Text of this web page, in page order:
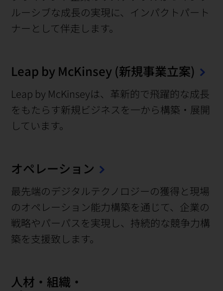
ルーシブな成長の実現に、インパクトパート
ナーとして伴走します。
Leap by McKinsey (新規事業立案)
Leap by McKinseyは、革新的で飛躍的な成長
をもたらす新規ビジネスを一から構築・展開
しています。
オペレーション
最先端のデジタルテクノロジーの獲得と現場
のオペレーション能力構築を通じて、企業の
戦略やパーパスを実現し、持続的な競争力構
築を支援致します。
人材・組織・